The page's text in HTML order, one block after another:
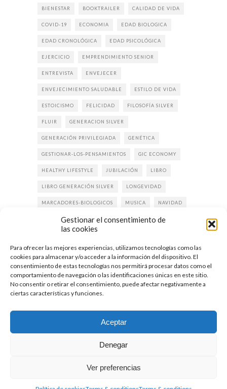
Gestionar el consentimiento de
las cookies
Para ofrecer las mejores experiencias, utilizamos tecnologías como las
cookies para almacenar y/o acceder a la información del dispositivo. El
consentimiento de estas tecnologías nos permitirá procesar datos como el
comportamiento de navegación o las identificaciones únicas en este sitio.
No consentir o retirar el consentimiento, puede afectar negativamente a
ciertas características y funciones.
Aceptar
Denegar
Ver preferencias
BIENESTAR BOOKTRAILER CALIDAD DE VIDA
COVID-19 ECONOMIA EDAD BIOLOGICA
EDAD CRONOLÓGICA EDAD PSICOLÓGICA
EJERCICIO EMPRENDIMIENTO SENIOR
ENTREVISTA ENVEJECER
ENVEJECIMIENTO SALUDABLE ESTILO DE VIDA
ESTOICISMO FELICIDAD FILOSOFÍA SILVER
FLUIR GENERACION SILVER
GENERACIÓN PRIVILEGIADA GENÉTICA
GESTIONAR-LOS-PENSAMIENTOS GIC ECONOMY
HEALTHY LIFESTYLE JUBILACIÓN LIBRO
LIBRO GENERACIÓN SILVER LONGEVIDAD
MARCADORES-BIOLOGICOS MUSICA NAVIDAD
PODCAST PRENSA PROPÓSITO DE VIDA
SILVER ECONOMY SILVERMUSIC SLOW LIFE
VIDA DESPUÉS DE LOS 50 VIDA SALUDABLE
ZONA DE CONFORT
© 2019 - Todos los derechos reservados.Política de cookies